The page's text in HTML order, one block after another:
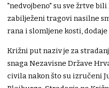
"nedvojbeno" su sve žrtve
zabilježeni tragovi nasilne
rana i slomljene kosti,
Križni put naziv je za
snaga Nezavisne Države
civila nakon što su izručeni